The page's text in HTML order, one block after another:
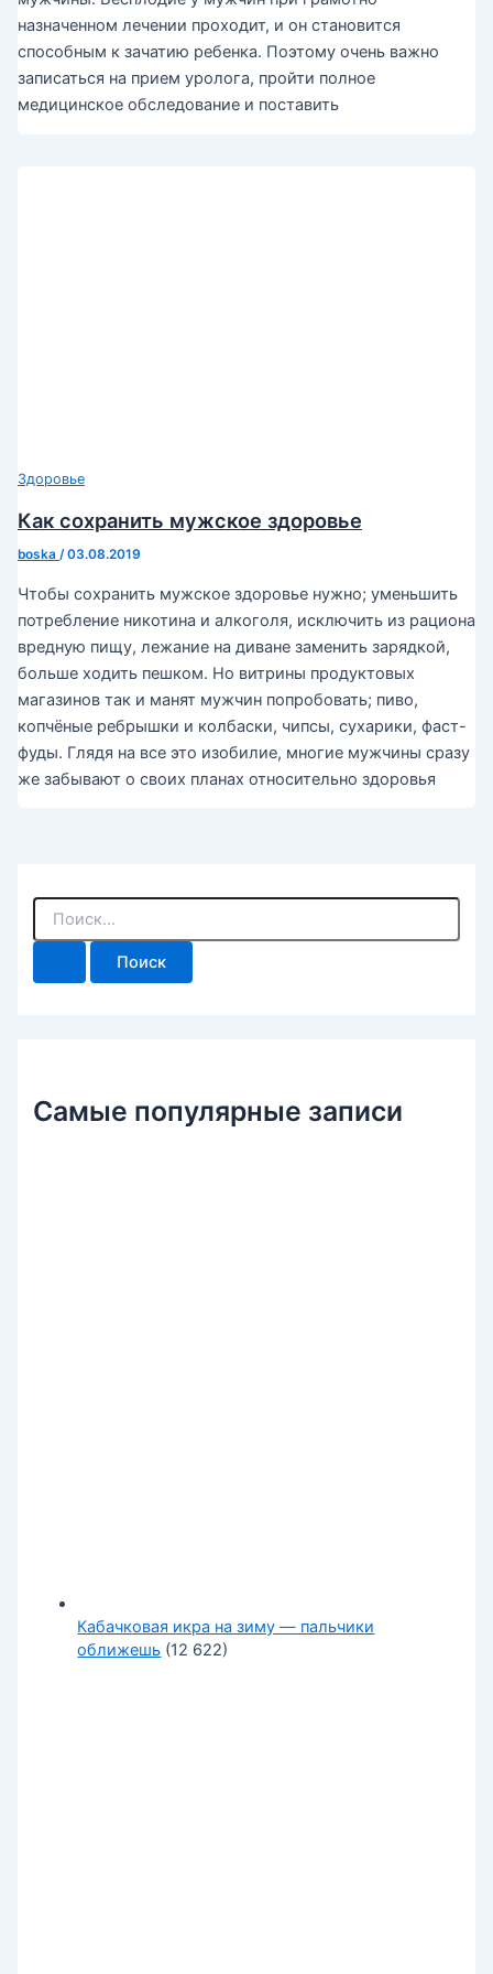
назначенном лечении проходит, и он становится
способным к зачатию ребенка. Поэтому очень важно
записаться на прием уролога, пройти полное
медицинское обследование и поставить
Здоровье
Как сохранить мужское здоровье
boska /03.08.2019
Чтобы сохранить мужское здоровье нужно; уменьшить
потребление никотина и алкоголя, исключить из рациона
вредную пищу, лежание на диване заменить зарядкой,
больше ходить пешком. Но витрины продуктовых
магазинов так и манят мужчин попробовать; пиво,
копчёные ребрышки и колбаски, чипсы, сухарики, фаст-
фуды. Глядя на все это изобилие, многие мужчины сразу
же забывают о своих планах относительно здоровья
П
и
Самые популярные записи
Кабачковая икра на зиму — пальчики
оближешь (12 622)